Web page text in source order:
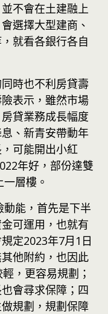
不會在土建融上
選擇大型建商、
就看各銀行各自
時也不利房貸壽
表示，雖然市場
貸業務成長幅度
、新青安帶動年
可能開出小紅
年好，部份達雙
層樓。
能，首先是下半
可運用，也就有
定2023年7月1日
他附約，也因此
，更容易規劃；
會尋求保障；四
規劃，規劃保障